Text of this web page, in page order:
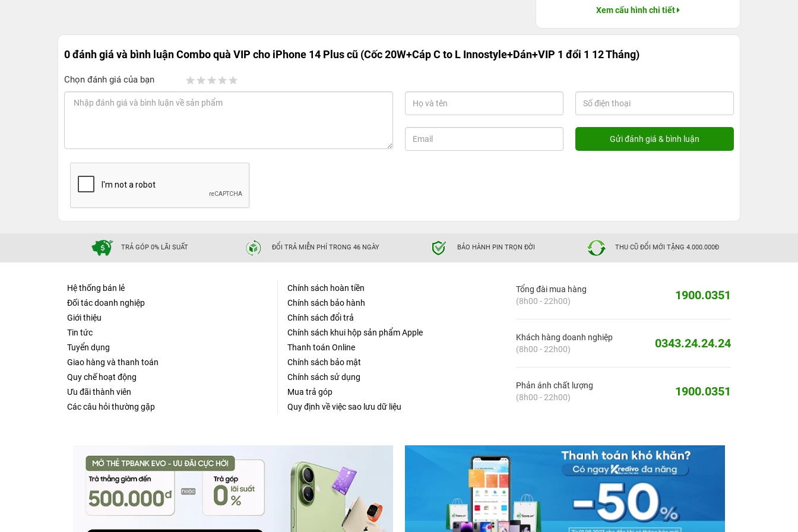
Xem cấu hình chi tiết
0 đánh giá và bình luậnCombo quà VIP cho iPhone 14 Plus cũ (Cốc 20W+Cáp C to L Innostyle+Dán+VIP 1 đổi 1 12 Tháng)
Chọn đánh giá của bạn
TRẢ GÓP 0% LÃI SUẤT ĐỔI TRẢ MIỄN PHÍ TRONG 46 NGÀY BẢO HÀNH PIN TRỌN ĐỜI THU CŨ ĐỔI MỚI TẶNG 4.000.000Đ
Hệ thống bán lẻ
Đối tác doanh nghiệp
Giới thiệu
Tin tức
Tuyển dụng
Giao hàng và thanh toán
Quy chế hoạt động
Ưu đãi thành viên
Các câu hỏi thường gặp
Chính sách hoàn tiền
Chính sách bảo hành
Chính sách đổi trả
Chính sách khui hộp sản phẩm Apple
Thanh toán Online
Chính sách bảo mật
Chính sách sử dụng
Mua trả góp
Quy định về việc sao lưu dữ liệu
Tổng đài mua hàng
(8h00 - 22h00)
1900.0351
Khách hàng doanh nghiệp
(8h00 - 22h00)
0343.24.24.24
Phản ánh chất lượng
(8h00 - 22h00)
1900.0351